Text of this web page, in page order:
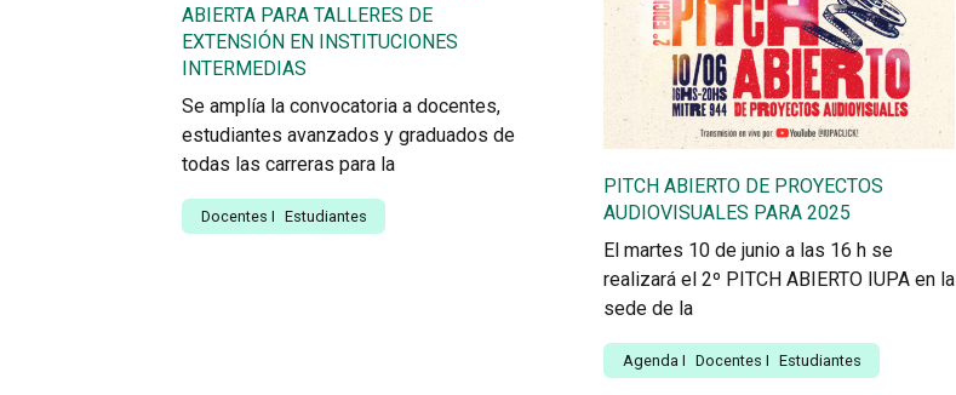
ABIERTA PARA TALLERES DE
EXTENSIÓN EN INSTITUCIONES
INTERMEDIAS
Se amplía la convocatoria a docentes,
estudiantes avanzados y graduados de
todas las carreras para la
Docentes I Estudiantes
PITCH ABIERTO DE PROYECTOS
AUDIOVISUALES PARA 2025
El martes 10 de junio a las 16 h se
realizará el 2º PITCH ABIERTO IUPA en la
sede de la
Agenda I Docentes I Estudiantes